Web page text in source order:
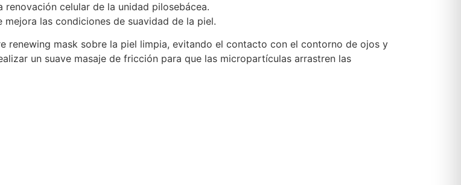
celular de la unidad pilosebácea.
las condiciones de suavidad de la piel.
renewing mask sobre la piel limpia, evitando el contacto con el contorno de ojos y
un suave masaje de fricción para que las micropartículas arrastren las